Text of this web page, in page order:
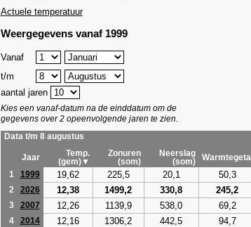
Actuele temperatuur
Weergegevens vanaf 1999
Vanaf
t/m
aantal jaren
Kies een vanaf-datum na de einddatum om de
gegevens over 2 opeenvolgende jaren te zien.
Data t/m 8 augustus
Jaar
Temp.
(gem)▼
Zonuren
(som)
Neerslag
(som)
Warmtegetal
1
1999 19,62 225,5 20,1 50,3
2 2026 12,38 1499,2 330,8 245,2
3 2007 12,26 1139,9 538,0 69,2
4 2014 12,16 1306,2 442,5 94,7